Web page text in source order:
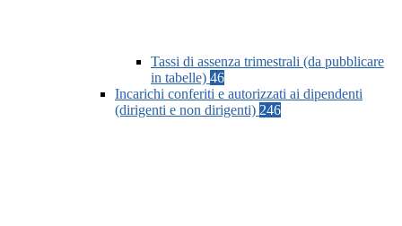
Tassi di assenza trimestrali (da pubblicare
in tabelle) 46
Incarichi conferiti e autorizzati ai dipendenti
(dirigenti e non dirigenti) 246